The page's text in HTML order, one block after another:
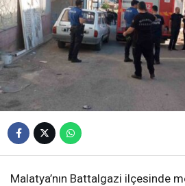
Malatya’nın Battalgazi ilçesinde